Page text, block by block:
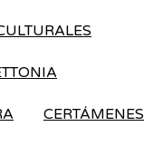
CERTÁMENES